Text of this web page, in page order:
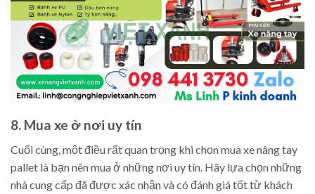
8. Mua xe ở nơi uy tín
Cuối cùng, một điều rất quan trọng khi chọn mua xe nâng tay
pallet là bạn nên mua ở những nơi uy tín. Hãy lựa chọn những
nhà cung cấp đã được xác nhận và có đánh giá tốt từ khách